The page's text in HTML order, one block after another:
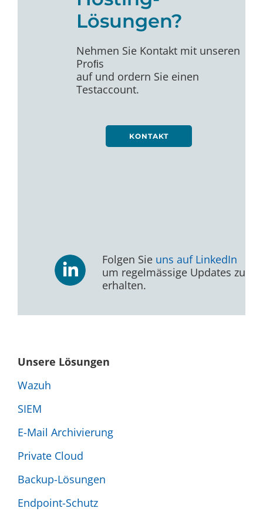
Lösungen?
Nehmen Sie Kontakt mit unseren
Proﬁs
auf und ordern Sie einen
Testaccount.
KONTAKT
Folgen Sie uns auf LinkedIn
um regelmässige Updates zu
erhalten.
Unsere Lösungen
Wazuh
SIEM
E-Mail Archivierung
Private Cloud
Backup-Lösungen
Endpoint-Schutz